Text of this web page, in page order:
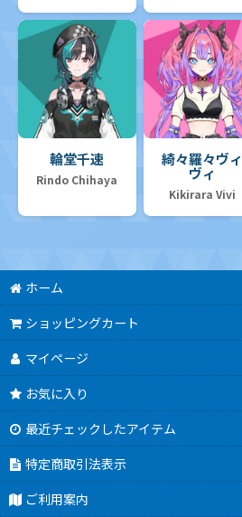
輪堂千速
Rindo Chihaya
綺々羅々ヴィ
ヴィ
Kikirara Vivi
ホーム
ショッピングカート
マイページ
お気に入り
最近チェックしたアイテム
特定商取引法表示
ご利用案内